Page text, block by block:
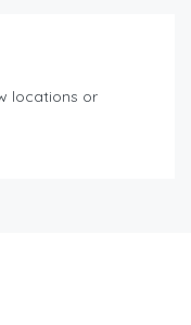
locations or